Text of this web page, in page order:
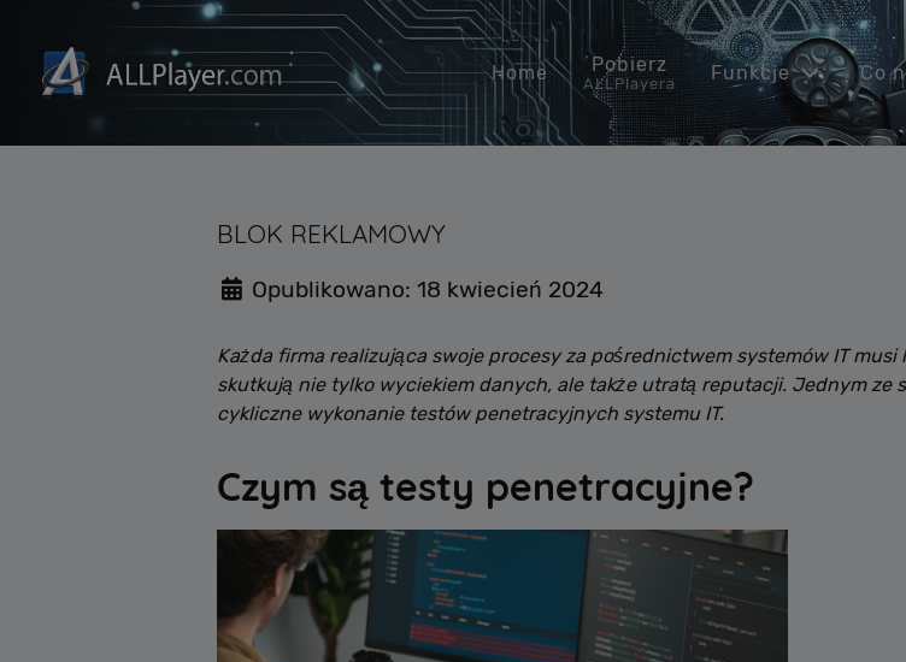
Home Pobierz
ALLPlayera Funkcje Co
BLOK REKLAMOWY
Opublikowano: 18 kwiecień 2024
Każda firma realizująca swoje procesy za pośrednictwem systemów IT
skutkują nie tylko wyciekiem danych, ale także utratą reputacji. Jednym ze
cykliczne wykonanie testów penetracyjnych systemu IT.
Czym są testy penetracyjne?